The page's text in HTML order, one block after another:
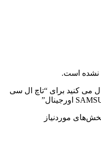
نشده است.
می کنید برای “تاچ ال سی
موردنیاز